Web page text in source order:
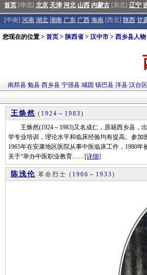
首页 [华北] 北京 天津 河北 山西 内蒙古 [东北] 辽宁
[中南] 河南 湖北 湖南 广东 广西 海南 [西北] 陕西 甘
您现在的位置 > 首页 > 陕西省> 汉中市 > 西乡县人物
南郑县 勉县 西乡县 宁强县 城固 镇巴县 洋县 汉台区
王焕然 ( 1924 ～ 1983)
王焕然(1924～1983)又名成仁，原籍西乡县，出
学专业培训，理论水平和临床经验均有提高。参
1965年在安康地区医院从事中医临床工作，1980
关于“举办中医职业教育……[详细]
陈浅伦 革命烈士 ( 1906 ～ 1933)